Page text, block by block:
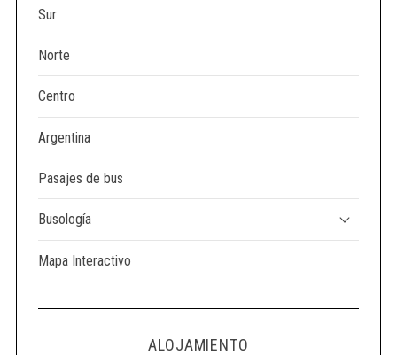
Sur
Norte
Centro
Argentina
Pasajes de bus
Busología
Mapa Interactivo
ALOJAMIENTO